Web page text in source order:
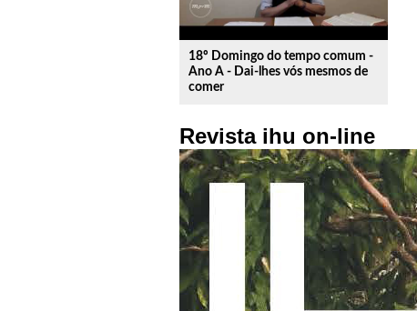
18º Domingo do tempo comum -
Ano A - Dai-lhes vós mesmos de
comer
Revista ihu on-line